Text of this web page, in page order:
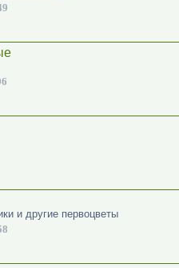
и другие первоцветы